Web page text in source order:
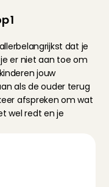
1
dat je
er niet aan toe om
jouw
als de ouder terug
afspreken om wat
wel redt en je